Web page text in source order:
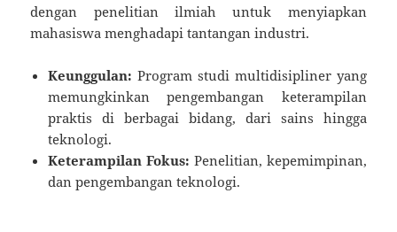
dengan penelitian ilmiah untuk menyiapkan
mahasiswa menghadapi tantangan industri.
Keunggulan: Program studi multidisipliner yang
memungkinkan pengembangan keterampilan
praktis di berbagai bidang, dari sains hingga
teknologi.
Keterampilan Fokus: Penelitian, kepemimpinan,
dan pengembangan teknologi.